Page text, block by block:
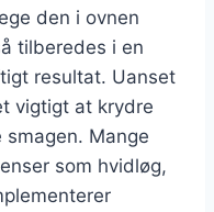
den i ovnen
tilberedes i en
resultat. Uanset
vigtigt at krydre
Mange
som hvidløg,